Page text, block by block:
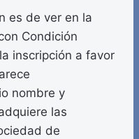
es de ver en la
Condición
inscripción a favor
nombre y
las
de